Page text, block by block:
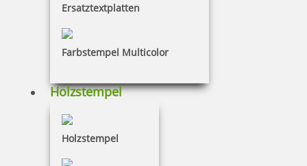
Ersatztextplatten
Farbstempel Multicolor
Holzstempel
Holzstempel
zzgl. 19 % Mwst.